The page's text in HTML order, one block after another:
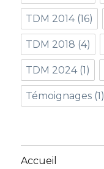
TDM 2014(16)
TDM 2018 (4)
TDM 2024(1)
Témoignages (1)
Accueil